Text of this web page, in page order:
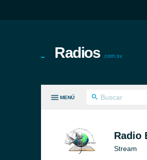
Radios .com.sv
MENÚ
Radio
Stream